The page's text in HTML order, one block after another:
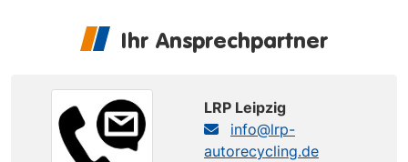
Ihr Ansprechpartner
LRP Leipzig
info@lrp-
autorecycling.de